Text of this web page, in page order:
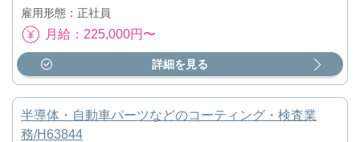
雇用形態：正社員
月給：225,000円〜
詳細を見る
半導体・自動車パーツなどのコーティング・検査業
務/H63844